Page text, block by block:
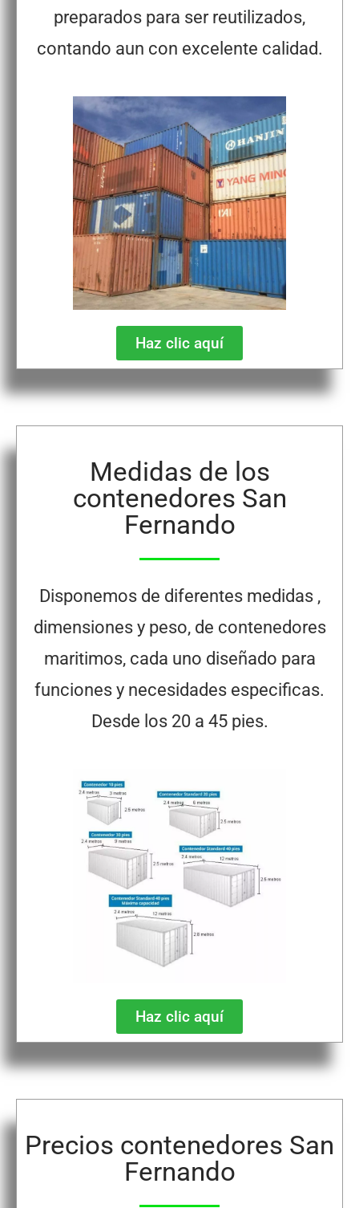
preparados para ser reutilizados,
contando aun con excelente calidad.
Haz clic aquí
Medidas de los
contenedores San
Fernando
Disponemos de diferentes medidas ,
dimensiones y peso, de contenedores
maritimos, cada uno diseñado para
funciones y necesidades especificas.
Desde los 20 a 45 pies.
Haz clic aquí
Precios contenedores San
Fernando